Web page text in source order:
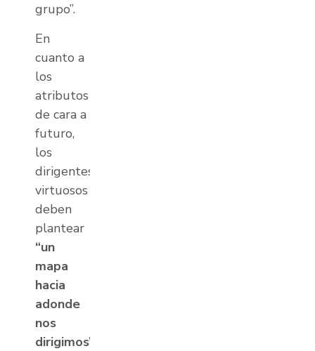
grupo”.
En
cuanto a
los
atributos
de cara a
futuro,
los
dirigentes
virtuosos
deben
plantear
“un
mapa
hacia
adonde
nos
dirigimos”